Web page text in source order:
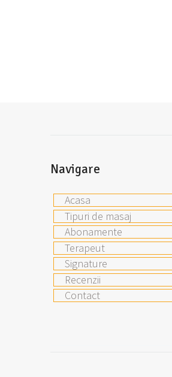
Navigare
Acasa
Tipuri de masaj
Abonamente
Terapeut
Signature
Recenzii
Contact